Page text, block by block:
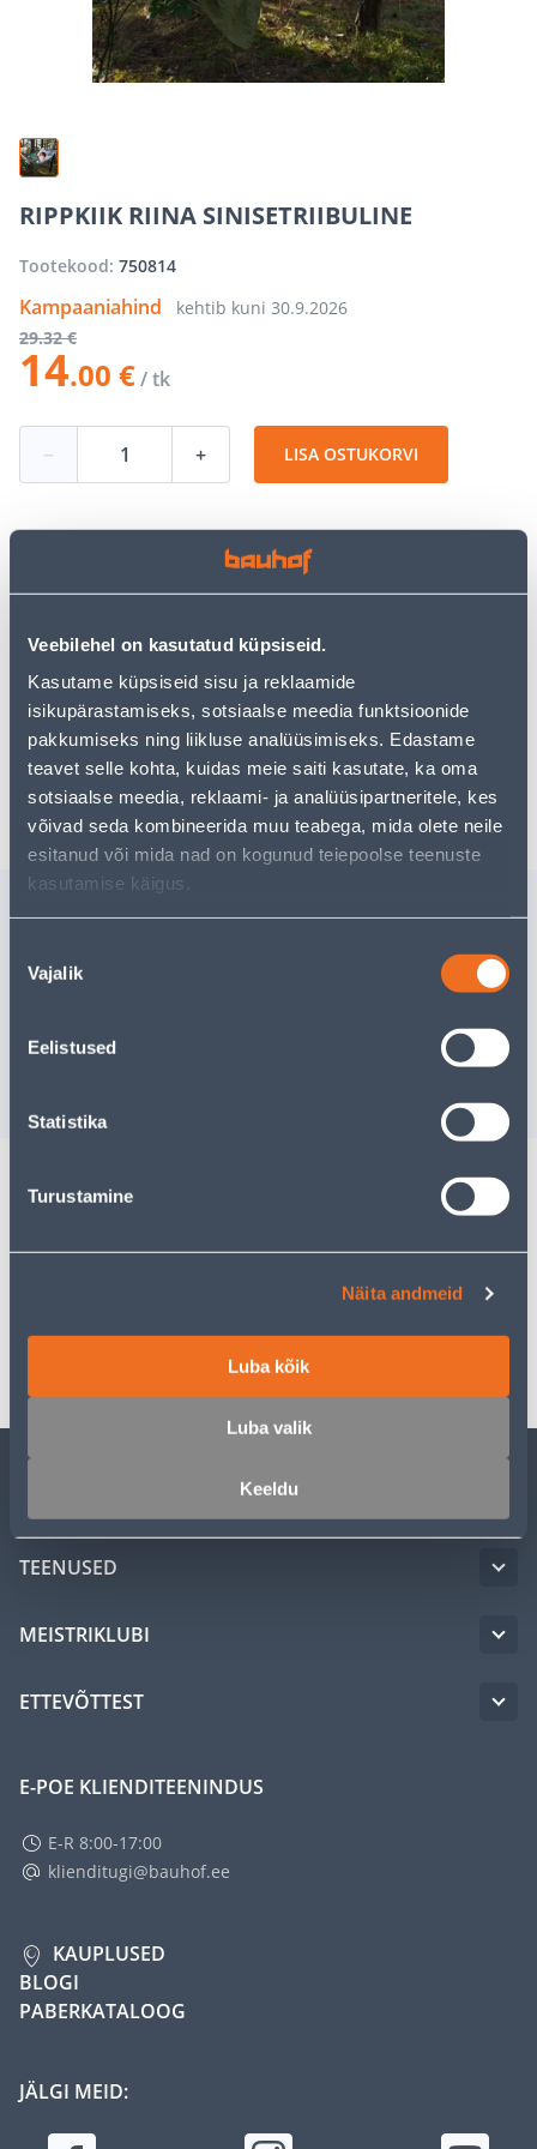
Veebilehel on kasutatud küpsiseid.
Kasutame küpsiseid sisu ja reklaamide
isikupärastamiseks, sotsiaalse meedia funktsioonide
pakkumiseks ning liikluse analüüsimiseks. Edastame
teavet selle kohta, kuidas meie saiti kasutate, ka oma
sotsiaalse meedia, reklaami- ja analüüsipartneritele, kes
võivad seda kombineerida muu teabega, mida olete neile
esitanud või mida nad on kogunud teiepoolse teenuste
kasutamise käigus.
valik
Vajalik
Eelistused
Statistika
Turustamine
Näita andmeid
Luba kõik
Luba valik
Keeldu
RIPPKIIK RIINA SINISETRIIBULINE
Tootekood: 750814
Kampaaniahind kehtib kuni 30.9.2026
29.32 €
14.00 €/ tk
− + LISA OSTUKORVI
• 14-päevane tagastusõigus.
• HANKIJA LAOST TELLITAV TOODE
Eeldatav kojuvedu 4,19 € al. 20.08.2026
EASY
kehtib kuni
8.79 €
TEENUSED
MEISTRIKLUBI
ETTEVÕTTEST
E-POE KLIENDITEENINDUS
E-R 8:00-17:00
klienditugi@bauhof.ee
KAUPLUSED
BLOGI
PABERKATALOOG
JÄLGI MEID: